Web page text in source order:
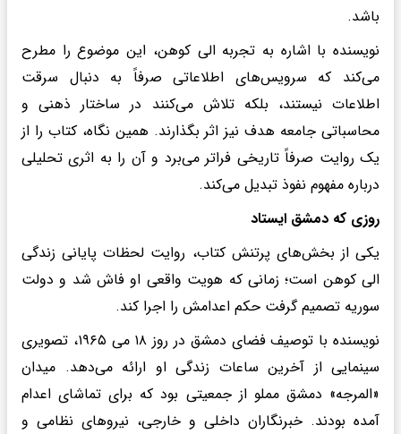
باشد.
نویسنده با اشاره به تجربه الی کوهن، این موضوع را مطرح
می‌کند که سرویس‌های اطلاعاتی صرفاً به دنبال سرقت
اطلاعات نیستند، بلکه تلاش می‌کنند در ساختار ذهنی و
محاسباتی جامعه هدف نیز اثر بگذارند. همین نگاه، کتاب را از
یک روایت صرفاً تاریخی فراتر می‌برد و آن را به اثری تحلیلی
درباره مفهوم نفوذ تبدیل می‌کند.
روزی که دمشق ایستاد
یکی از بخش‌های پرتنش کتاب، روایت لحظات پایانی زندگی
الی کوهن است؛ زمانی که هویت واقعی او فاش شد و دولت
سوریه تصمیم گرفت حکم اعدامش را اجرا کند.
نویسنده با توصیف فضای دمشق در روز ۱۸ می ۱۹۶۵، تصویری
سینمایی از آخرین ساعات زندگی او ارائه می‌دهد. میدان
«المرجه» دمشق مملو از جمعیتی بود که برای تماشای اعدام
آمده بودند. خبرنگاران داخلی و خارجی، نیروهای نظامی و